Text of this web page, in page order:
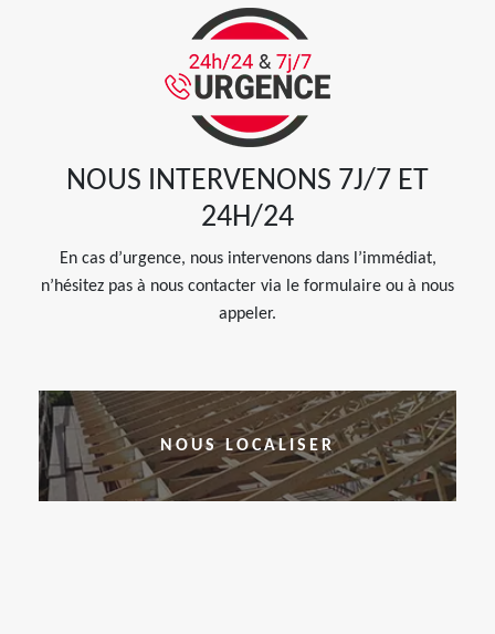
NOUS INTERVENONS 7J/7 ET
24H/24
En cas d’urgence, nous intervenons dans l’immédiat,
n’hésitez pas à nous contacter via le formulaire ou à nous
appeler.
NOUS LOCALISER